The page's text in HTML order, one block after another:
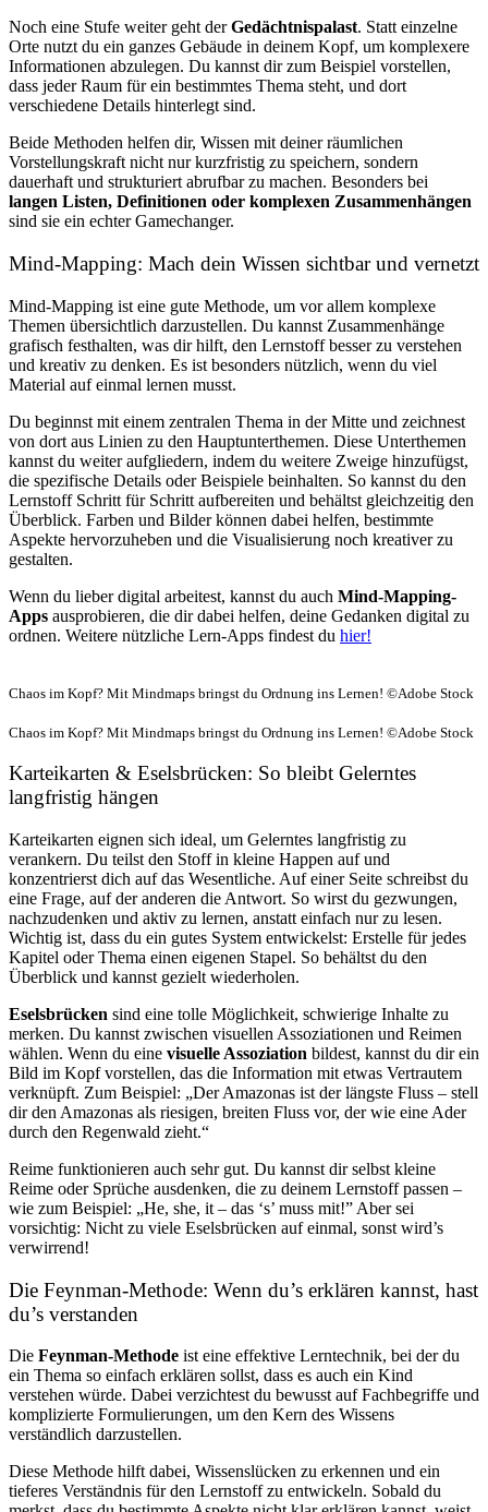
Noch eine Stufe weiter geht derGedächtnispalast. Statt einzelne
Orte nutzt du ein ganzes Gebäude in deinem Kopf, um komplexere
Informationen abzulegen. Du kannst dir zum Beispiel vorstellen,
dass jeder Raum für ein bestimmtes Thema steht, und dort
verschiedene Details hinterlegt sind.
Beide Methoden helfen dir, Wissen mit deiner räumlichen
Vorstellungskraft nicht nur kurzfristig zu speichern, sondern
dauerhaft und strukturiert abrufbar zu machen. Besonders bei
langen Listen, Definitionen oder komplexen Zusammenhängen
sind sie ein echter Gamechanger.
Mind-Mapping: Mach dein Wissen sichtbar und vernetzt
Mind-Mapping ist eine gute Methode, um vor allem komplexe
Themen übersichtlich darzustellen. Du kannst Zusammenhänge
grafisch festhalten, was dir hilft, den Lernstoff besser zu verstehen
und kreativ zu denken. Es ist besonders nützlich, wenn du viel
Material auf einmal lernen musst.
Du beginnst mit einem zentralen Thema in der Mitte und zeichnest
von dort aus Linien zu den Hauptunterthemen. Diese Unterthemen
kannst du weiter aufgliedern, indem du weitere Zweige hinzufügst,
die spezifische Details oder Beispiele beinhalten. So kannst du den
Lernstoff Schritt für Schritt aufbereiten und behältst gleichzeitig den
Überblick. Farben und Bilder können dabei helfen, bestimmte
Aspekte hervorzuheben und die Visualisierung noch kreativer zu
gestalten.
Wenn du lieber digital arbeitest, kannst du auch Mind-Mapping-
Apps ausprobieren, die dir dabei helfen, deine Gedanken digital zu
ordnen. Weitere nützliche Lern-Apps findest du hier!
Chaos im Kopf? Mit Mindmaps bringst du Ordnung ins Lernen! ©Adobe Stock
Chaos im Kopf? Mit Mindmaps bringst du Ordnung ins Lernen! ©Adobe Stock
Karteikarten & Eselsbrücken: So bleibt Gelerntes
langfristig hängen
Karteikarten eignen sich ideal, um Gelerntes langfristig zu
verankern. Du teilst den Stoff in kleine Happen auf und
konzentrierst dich auf das Wesentliche. Auf einer Seite schreibst du
eine Frage, auf der anderen die Antwort. So wirst du gezwungen,
nachzudenken und aktiv zu lernen, anstatt einfach nur zu lesen.
Wichtig ist, dass du ein gutes System entwickelst: Erstelle für jedes
Kapitel oder Thema einen eigenen Stapel. So behältst du den
Überblick und kannst gezielt wiederholen.
Eselsbrücken sind eine tolle Möglichkeit, schwierige Inhalte zu
merken. Du kannst zwischen visuellen Assoziationen und Reimen
wählen. Wenn du eine visuelle Assoziation bildest, kannst du dir ein
Bild im Kopf vorstellen, das die Information mit etwas Vertrautem
verknüpft. Zum Beispiel: „Der Amazonas ist der längste Fluss – stell
dir den Amazonas als riesigen, breiten Fluss vor, der wie eine Ader
durch den Regenwald zieht.“
Reime funktionieren auch sehr gut. Du kannst dir selbst kleine
Reime oder Sprüche ausdenken, die zu deinem Lernstoff passen –
wie zum Beispiel: „He, she, it – das ‘s’ muss mit!” Aber sei
vorsichtig: Nicht zu viele Eselsbrücken auf einmal, sonst wird’s
verwirrend!
Die Feynman-Methode: Wenn du’s erklären kannst, hast
du’s verstanden
Die Feynman-Methode ist eine effektive Lerntechnik, bei der du
ein Thema so einfach erklären sollst, dass es auch ein Kind
verstehen würde. Dabei verzichtest du bewusst auf Fachbegriffe und
komplizierte Formulierungen, um den Kern des Wissens
verständlich darzustellen.
Diese Methode hilft dabei, Wissenslücken zu erkennen und ein
tieferes Verständnis für den Lernstoff zu entwickeln. Sobald du